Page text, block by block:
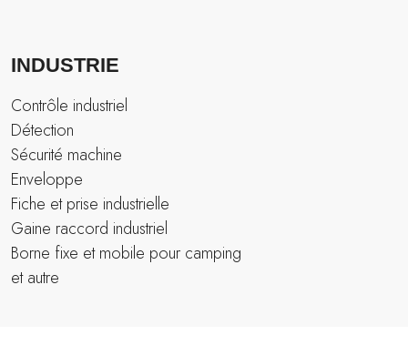
INDUSTRIE
Contrôle industriel
Détection
Sécurité machine
Enveloppe
Fiche et prise industrielle
Gaine raccord industriel
Borne fixe et mobile pour camping
et autre